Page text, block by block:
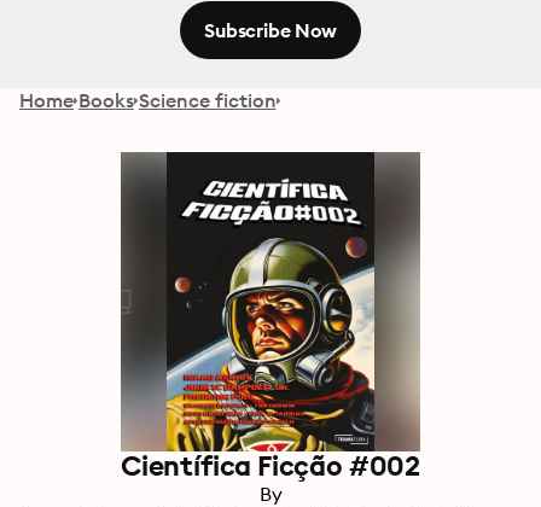
Subscribe Now
Home Books Science fiction
Científica Ficção #002
By